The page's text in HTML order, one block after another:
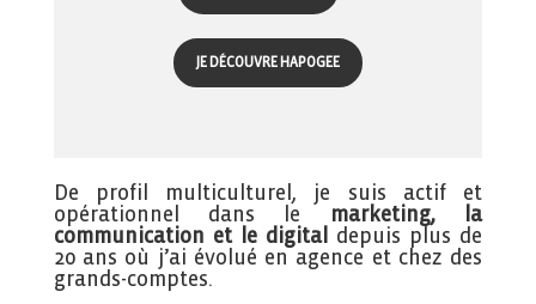
JE DÉCOUVRE HAPOGEE
De profil multiculturel, je suis actif et
opérationnel dans le
marketing, la
communication et le digital depuis plus de
20 ans où j’ai évolué en agence et chez des
grands-comptes.